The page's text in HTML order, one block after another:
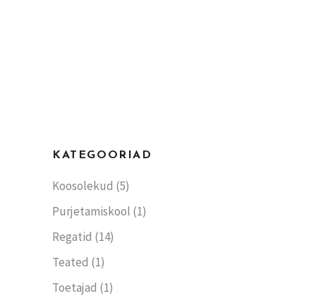
KATEGOORIAD
Koosolekud (5)
Purjetamiskool (1)
Regatid (14)
Teated (1)
Toetajad (1)